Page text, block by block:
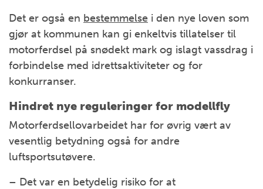
Det er også en bestemmelse i den nye loven som
gjør at kommunen kan gi enkeltvis tillatelser til
motorferdsel på snødekt mark og islagt vassdrag i
forbindelse med idrettsaktiviteter og for
konkurranser.
Hindret nye reguleringer for modellfly
Motorferdsellovarbeidet har for øvrig vært av
vesentlig betydning også for andre
luftsportsutøvere.
– Det var en betydelig risiko for at